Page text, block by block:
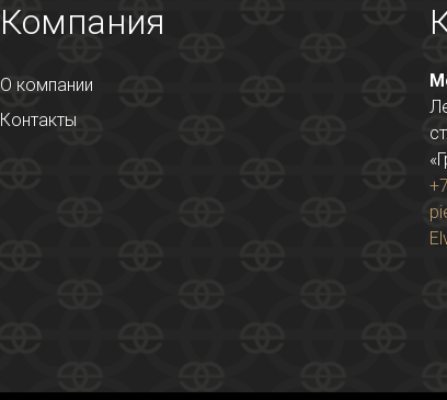
Компания
О компании
Контакты